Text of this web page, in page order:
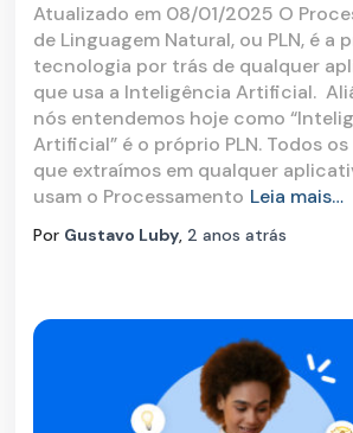
Atualizado em 08/01/2025 O
de Linguagem Natural, ou PLN, é a
tecnologia por trás de qualquer
que usa a Inteligência Artificial.
nós entendemos hoje como
Artificial” é o próprio PLN. Todos
que extraímos em qualquer
usam o Processamento Leia mais…
Por Gustavo Luby, 2 anos atrás